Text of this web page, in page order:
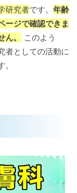
研究者です。 年齢
ージで確認できま
。
このよう
者としての活動に